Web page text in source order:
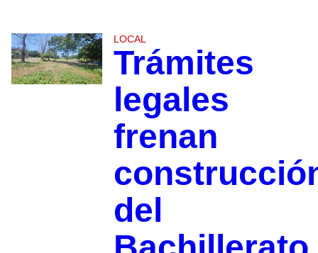
LOCAL
Trámites
legales
frenan
del